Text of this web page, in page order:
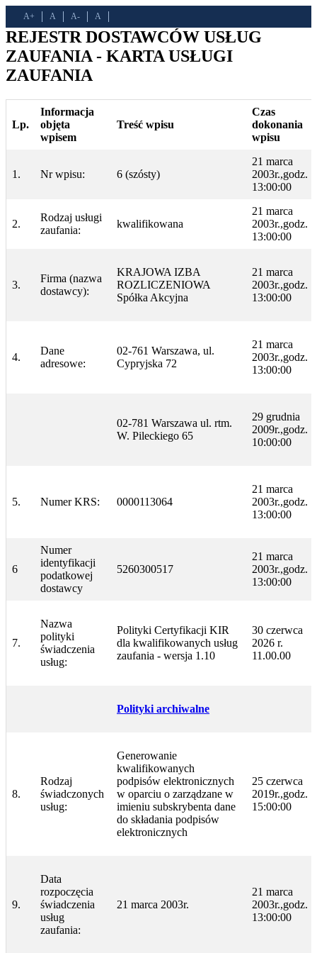
A+ A A- A
REJESTR DOSTAWCÓW USŁUG
ZAUFANIA - KARTA USŁUGI
ZAUFANIA
Lp.
Informacja
objęta
wpisem
Treść wpisu
Czas
dokonania
wpisu
1. Nr wpisu: 6 (szósty)
21 marca
2003r.,godz.
13:00:00
2.
Rodzaj usługi
zaufania:
kwalifikowana
21 marca
2003r.,godz.
13:00:00
3.
Firma (nazwa
dostawcy):
KRAJOWA IZBA
ROZLICZENIOWA
Spółka Akcyjna
21 marca
2003r.,godz.
13:00:00
4.
Dane
adresowe:
02-761 Warszawa, ul.
Cypryjska 72
21 marca
2003r.,godz.
13:00:00
02-781 Warszawa ul. rtm.
W. Pileckiego 65
29 grudnia
2009r.,godz.
10:00:00
5. Numer KRS: 0000113064
21 marca
2003r.,godz.
13:00:00
6
Numer
identyfikacji
podatkowej
dostawcy
5260300517
21 marca
2003r.,godz.
13:00:00
7.
Nazwa
polityki
świadczenia
usług:
Polityki Certyfikacji KIR
dla kwalifikowanych usług
zaufania - wersja 1.10
30 czerwca
2026 r.
11.00.00
Polityki archiwalne
8.
Rodzaj
świadczonych
usług:
Generowanie
kwalifikowanych
podpisów elektronicznych
w oparciu o zarządzane w
imieniu subskrybenta dane
do składania podpisów
elektronicznych
25 czerwca
2019r.,godz.
15:00:00
9.
Data
rozpoczęcia
świadczenia
usług
zaufania:
21 marca 2003r.
21 marca
2003r.,godz.
13:00:00